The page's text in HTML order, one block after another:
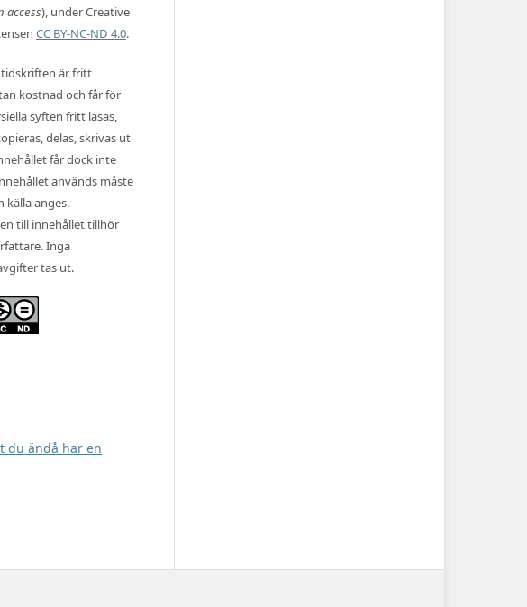
access), under Creative
CC BY-NC-ND 4.0.
är fritt
kostnad och får för
syften fritt läsas,
delas, skrivas ut
får dock inte
används måste
källa anges.
till innehållet tillhör
Inga
tas ut.
du ändå har en